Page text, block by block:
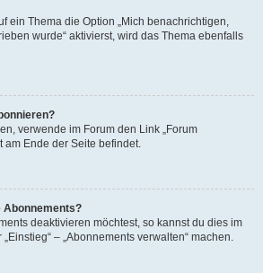
ein Thema die Option „Mich benachrichtigen,
wurde“ aktivierst, wird das Thema ebenfalls
verwende im Forum den Link „Forum
am Ende der Seite befindet.
Abonnements?
deaktivieren möchtest, so kannst du dies im
– „Abonnements verwalten“ machen.